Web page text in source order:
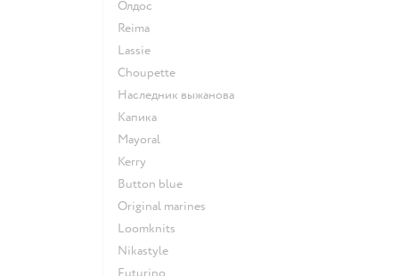
Олдос
Reima
Lassie
Choupette
Наследник выжанова
Капика
Mayoral
Kerry
Button blue
Original marines
Loomknits
Nikastyle